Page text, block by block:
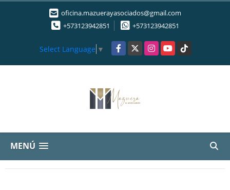
oficina.mazuerayasociados@gmail.com
+573123942851
+573123942851
Select Language ▼ Facebook
X InstagramYouTubeTikTok
MENÚ